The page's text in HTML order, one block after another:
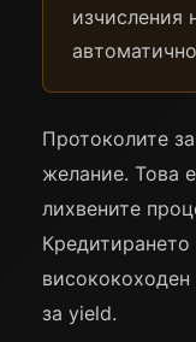
изчисления
Протоколите
желание. Това
лихвените
за yield.